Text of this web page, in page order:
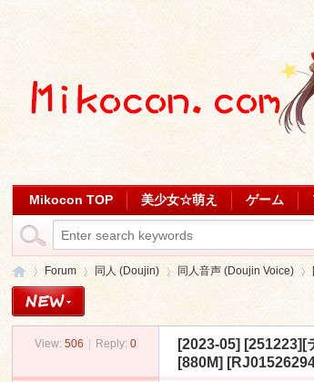
Mikocon TOP 美少女☆萌え ゲーム
Forum
›
同人 (Doujin) 同人音声 (Doujin Voice)
›
View: 506 Reply: 0 [2023-05] [251223][
[880M]